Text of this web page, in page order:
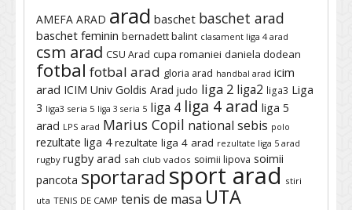
AMEFA ARAD arad baschet baschet arad
baschet feminin bernadett balint clasament liga 4 arad
csm arad CSU Arad cupa romaniei daniela dodean
fotbal fotbal arad gloria arad handbal arad icim
arad ICIM Univ Goldis Arad judo liga 2 liga2 liga3 Liga
3 liga3 seria 5 liga 3 seria 5 liga 4 liga 4 arad liga 5
arad LPS arad Marius Copil national sebis polo
rezultate liga 4 rezultate liga 4 arad rezultate liga 5 arad
rugby rugby arad sah club vados soimii lipova soimii
pancota sportarad sport arad stiri
uta TENIS DE CAMP tenis de masa UTA